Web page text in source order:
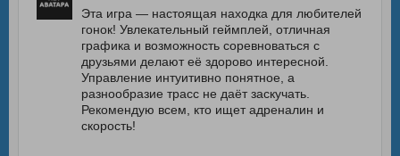
Эта игра — настоящая находка для любителей
гонок! Увлекательный геймплей, отличная
графика и возможность соревноваться с
друзьями делают её здорово интересной.
Управление интуитивно понятное, а
разнообразие трасс не даёт заскучать.
Рекомендую всем, кто ищет адреналин и
скорость!